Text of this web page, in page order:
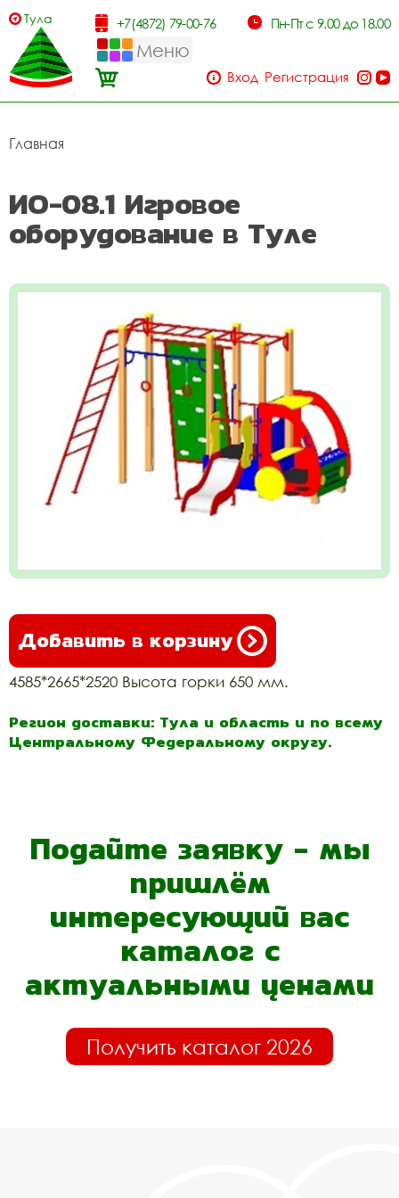
Тула +7(4872) 79-00-76 Пн-Пт с 9.00 до 18.00
Меню
Вход Регистрация
Главная
ИО-08.1 Игровое
оборудование в Туле
Добавить в корзину
4585*2665*2520 Высота горки 650 мм.
Регион доставки: Тула и область и по всему
Центральному Федеральному округу.
Подайте заявку - мы
пришлём
интересующий вас
каталог с
актуальными ценами
Получить каталог 2026